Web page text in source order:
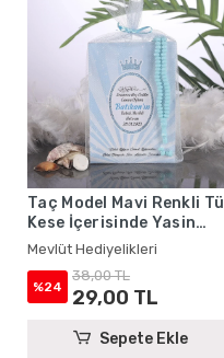
Taç Model Mavi Renkli Tül
Kese İçerisinde Yasin
Kitabı ve Tesbih - Mevlüt
Hediyelikleri
Mevlüt Hediyelikleri
%24
38,00 TL
29,00 TL
Sepete Ekle